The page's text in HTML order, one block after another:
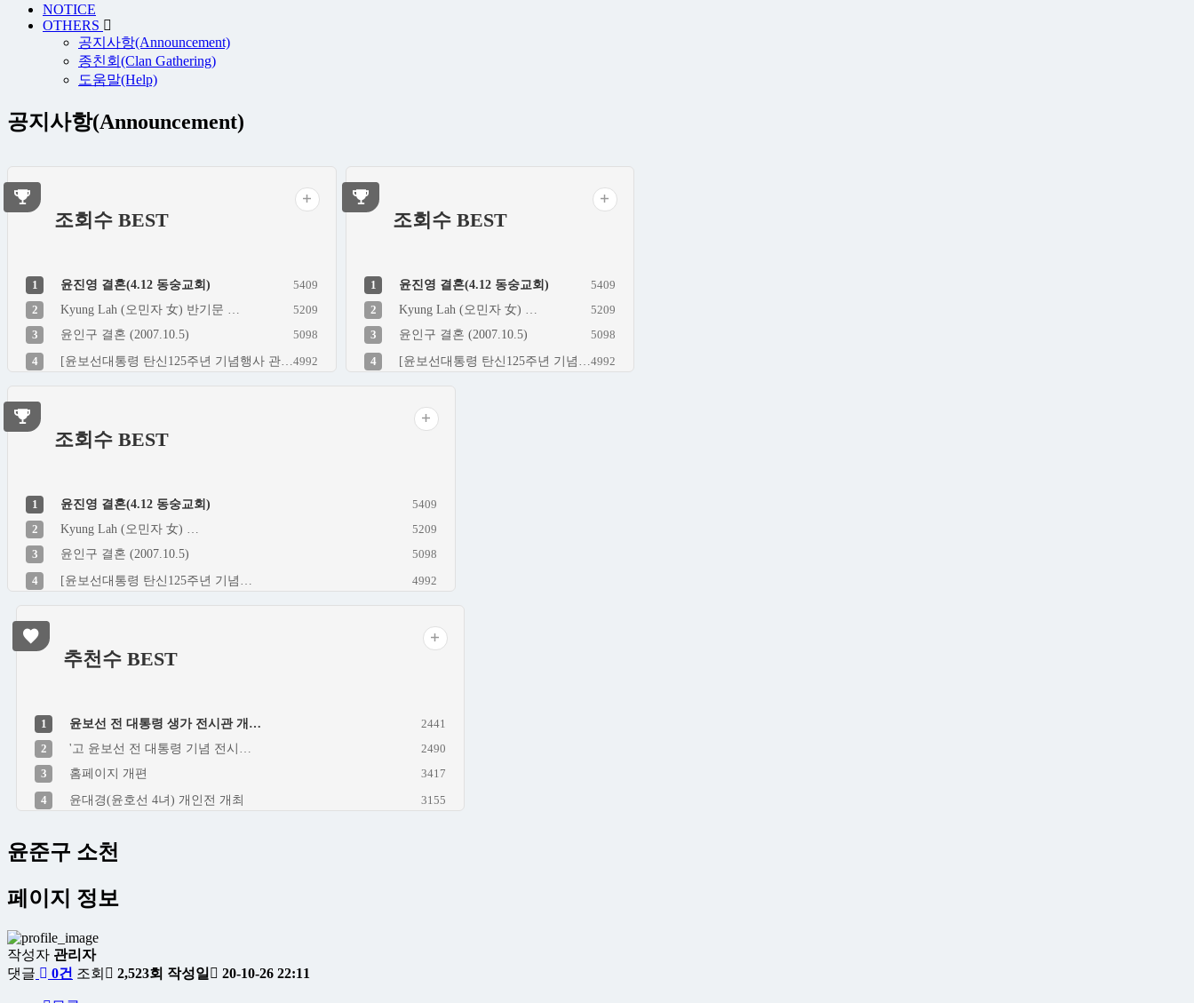
NOTICE
OTHERS
공지사항(Announcement)
종친회(Clan Gathering)
도움말(Help)
공지사항(Announcement)
조회수 BEST
1 윤진영 결혼(4.12 동숭교회)
5409
2
Kyung Lah (오민자 女) 반기문 …
5209
3
윤인구 결혼 (2007.10.5)
5098
4
[윤보선대통령 탄신125주년 기념행사 관…4992
조회수 BEST
1 윤진영 결혼(4.12 동숭교회)
5409
2
Kyung Lah (오민자 女) …
5209
3
윤인구 결혼 (2007.10.5)
5098
4
[윤보선대통령 탄신125주년 기념…4992
조회수 BEST
1 윤진영 결혼(4.12 동숭교회)
5409
2
Kyung Lah (오민자 女) …
5209
3
윤인구 결혼 (2007.10.5)
5098
4
[윤보선대통령 탄신125주년 기념… 4992
추천수 BEST
1 윤보선 전 대통령 생가 전시관 개…
2441
2
'고 윤보선 전 대통령 기념 전시…
2490
3
홈페이지 개편
3417
4
윤대경(윤호선 4녀) 개인전 개최 3155
윤준구 소천
페이지 정보
작성자 관리자
댓글
0건 조회 2,523회 작성일 20-10-26 22:11